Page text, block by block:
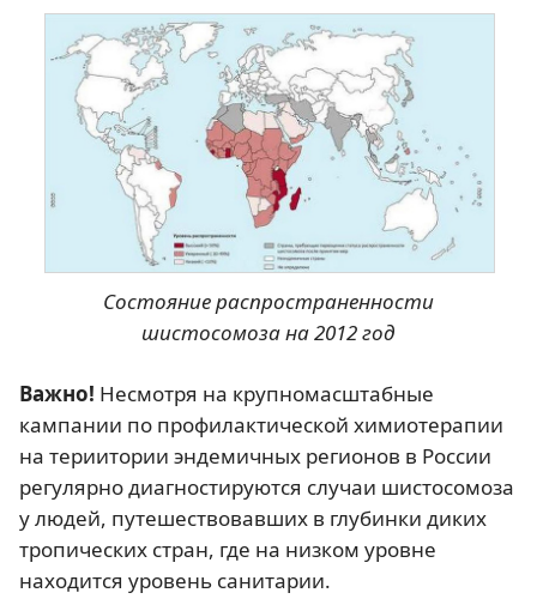
Состояние распространенности
шистосомоза на 2012 год
Важно! Несмотря на крупномасштабные
кампании по профилактической химиотерапии
на териитории эндемичных регионов в России
регулярно диагностируются случаи шистосомоза
у людей, путешествовавших в глубинки диких
тропических стран, где на низком уровне
находится уровень санитарии.